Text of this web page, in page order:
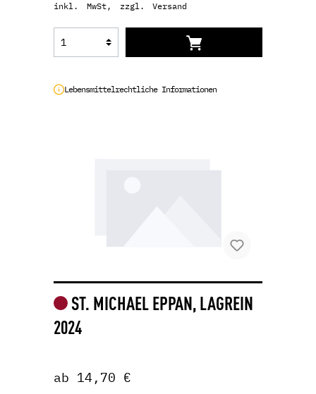
inkl. MwSt, zzgl. Versand
Lebensmittelrechtliche Informationen
ST. MICHAEL EPPAN, LAGREIN
2024
ab 14,70 €